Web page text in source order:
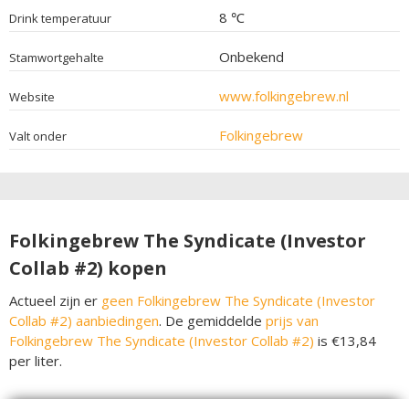
Drink temperatuur 8 ℃
Stamwortgehalte Onbekend
Website www.folkingebrew.nl
Valt onder Folkingebrew
Folkingebrew The Syndicate (Investor
Collab #2) kopen
Actueel zijn er geen Folkingebrew The Syndicate (Investor
Collab #2) aanbiedingen. De gemiddelde prijs van
Folkingebrew The Syndicate (Investor Collab #2) is €13,84
per liter.